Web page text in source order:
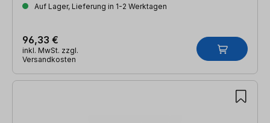
Auf Lager, Lieferung in 1-2 Werktagen
96,33 €
inkl. MwSt. zzgl.
Versandkosten